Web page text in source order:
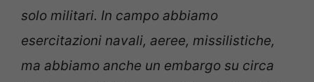
solo militari. In campo abbiamo
esercitazioni navali, aeree, missilistiche,
ma abbiamo anche un embargo su circa